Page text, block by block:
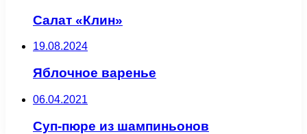
Салат «Клин»
19.08.2024
Яблочное варенье
06.04.2021
Суп-пюре из шампиньонов